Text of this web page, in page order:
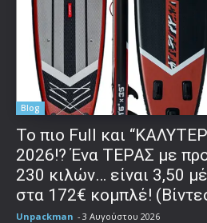
Blog
To πιο Full και
2026!? Ένα ΤΕΡΑΣ με
230 κιλών… είναι 3,50
στα 172€ κομπλέ!
Unpackman - 3 Αυγούστου 2026